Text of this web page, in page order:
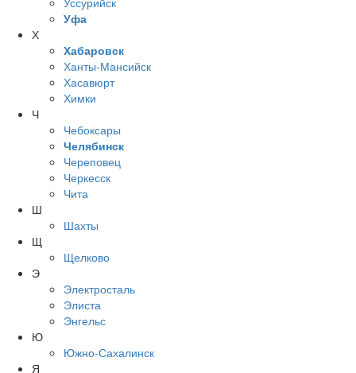
Уфа
Х
Хабаровск
Ханты-Мансийск
Хасавюрт
Химки
Ч
Чебоксары
Челябинск
Череповец
Черкесск
Чита
Ш
Шахты
Щ
Щелково
Э
Электросталь
Элиста
Энгельс
Ю
Южно-Сахалинск
Я